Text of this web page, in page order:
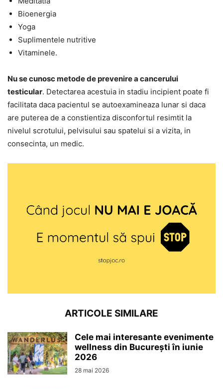
Bioenergia
Yoga
Suplimentele nutritive
Vitaminele.
Nu se cunosc metode de prevenire a cancerului
testicular. Detectarea acestuia in stadiu incipient poate fi
facilitata daca pacientul se autoexamineaza lunar si daca
are puterea de a constientiza disconfortul resimtit la
nivelul scrotului, pelvisului sau spatelui si a vizita, in
consecinta, un medic.
ARTICOLE SIMILARE
Cele mai interesante evenimente
wellness din București în iunie
2026
28 mai 2026